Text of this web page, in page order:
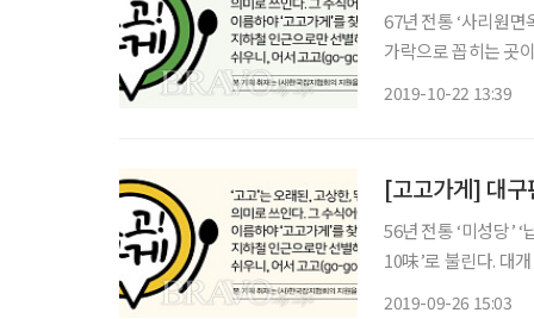
67년 전통 ‘사리원면옥’ 지역마다 평양냉면 노포들이 있지만, 대전에서 ‘평양냉
가락으로 꼽히는 곳
2019-10-22 13:39
[고고가게] 대
56년 전통 ‘미성당’ ‘납작만두’는 동인동찜갈비, 무침회, 복어불고기 등과 함께 이른바 ‘대구
10味’로 불린다. 대
2019-09-26 15:03